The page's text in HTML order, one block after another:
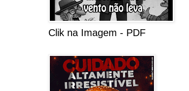
Clik na Imagem - PDF